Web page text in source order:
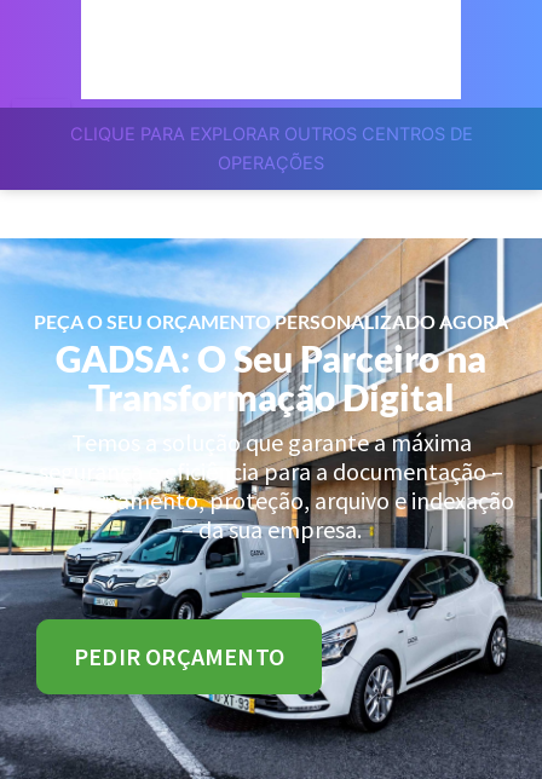
CLIQUE PARA EXPLORAR OUTROS CENTROS DE
OPERAÇÕES
PEÇA O SEU ORÇAMENTO PERSONALIZADO AGORA
GADSA: O Seu Parceiro na
Transformação Digital
Temos a solução que garante a máxima
segurança e eficiência para a documentação –
armazenamento, proteção, arquivo e indexação
– da sua empresa.
PEDIR ORÇAMENTO